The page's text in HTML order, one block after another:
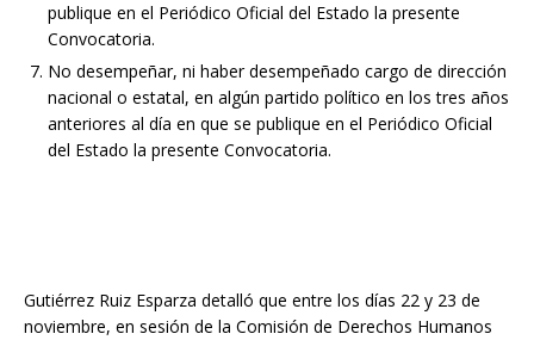
publique en el Periódico Oficial del Estado la presente
Convocatoria.
No desempeñar, ni haber desempeñado cargo de dirección
nacional o estatal, en algún partido político en los tres años
anteriores al día en que se publique en el Periódico Oficial
del Estado la presente Convocatoria.
Gutiérrez Ruiz Esparza detalló que entre los días 22 y 23 de
noviembre, en sesión de la Comisión de Derechos Humanos